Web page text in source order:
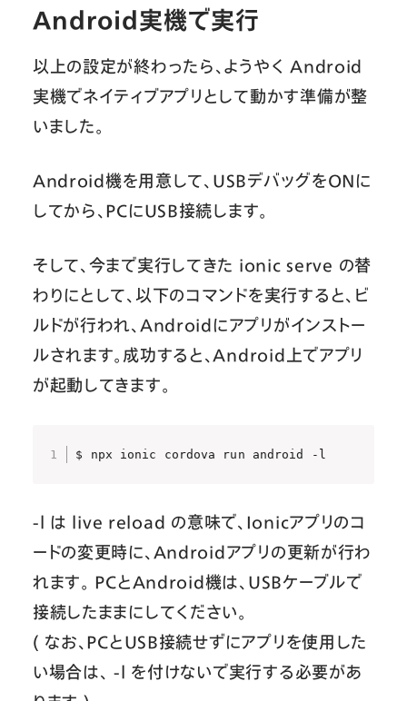
Android実機で実行
以上の設定が終わったら、ようやく Android
実機でネイティブアプリとして動かす準備が整
いました。
Android機を用意して、USBデバッグをONに
してから、PCにUSB接続します。
そして、今まで実行してきた ionic serve の替
わりにとして、以下のコマンドを実行すると、ビ
ルドが行われ、Androidにアプリがインストー
ルされます。成功すると、Android上でアプリ
が起動してきます。
$ npx ionic cordova run android -l
-l は live reload の意味で、Ionicアプリのコ
ードの変更時に、Androidアプリの更新が行わ
れます。 PCとAndroid機は、USBケーブルで
接続したままにしてください。
( なお、PCとUSB接続せずにアプリを使用した
い場合は、 -l を付けないで実行する必要があ